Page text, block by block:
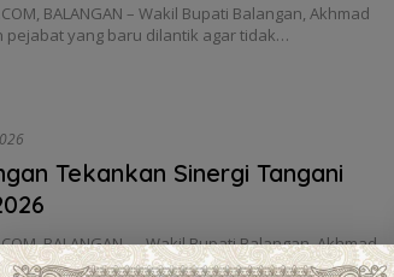
BALANGAN – Wakil Bupati Balangan, Akhmad
pejabat yang baru dilantik agar tidak…
Tekankan Sinergi Tangani
BALANGAN — Wakil Bupati Balangan, Akhmad
sinergi lintas sektor serta ketepatan…